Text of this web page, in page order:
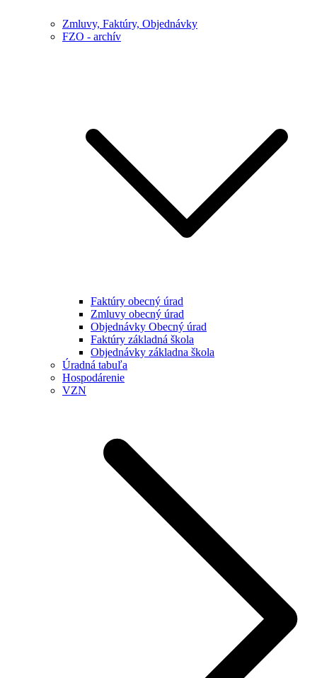
Zmluvy, Faktúry, Objednávky
FZO - archív
Faktúry obecný úrad
Zmluvy obecný úrad
Objednávky Obecný úrad
Faktúry základná škola
Objednávky základna škola
Úradná tabuľa
Hospodárenie
VZN